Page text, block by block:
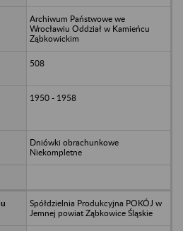
Archiwum Państwowe we
Wrocławiu Oddział w Kamieńcu
Ząbkowickim
508
1950 - 1958
Dniówki obrachunkowe
Niekompletne
Spółdzielnia Produkcyjna POKÓJ w
Jemnej powiat Ząbkowice Śląskie